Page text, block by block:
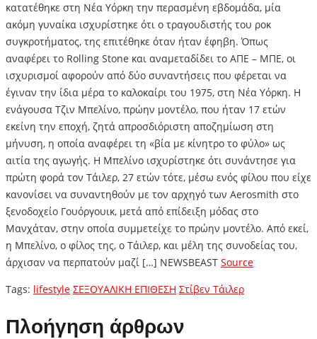
κατατέθηκε στη Νέα Υόρκη την περασμένη εβδομάδα, μία
ακόμη γυναίκα ισχυρίστηκε ότι ο τραγουδιστής του ροκ
συγκροτήματος, της επιτέθηκε όταν ήταν έφηβη. Όπως
αναφέρει το Rolling Stone και αναμεταδίδει το ΑΠΕ – ΜΠΕ, οι
ισχυρισμοί αφορούν από δύο συναντήσεις που φέρεται να
έγιναν την ίδια μέρα το καλοκαίρι του 1975, στη Νέα Υόρκη. Η
ενάγουσα Τζιν Μπελίνο, πρώην μοντέλο, που ήταν 17 ετών
εκείνη την εποχή, ζητά απροσδιόριστη αποζημίωση στη
μήνυση, η οποία αναφέρει τη «βία με κίνητρο το φύλο» ως
αιτία της αγωγής. Η Μπελίνο ισχυρίστηκε ότι συνάντησε για
πρώτη φορά τον Τάιλερ, 27 ετών τότε, μέσω ενός φίλου που είχε
κανονίσει να συναντηθούν με τον αρχηγό των Aerosmith στο
ξενοδοχείο Γουόργουικ, μετά από επίδειξη μόδας στο
Μανχάταν, στην οποία συμμετείχε το πρώην μοντέλο. Από εκεί,
η Μπελίνο, ο φίλος της, ο Τάιλερ, και μέλη της συνοδείας του,
άρχισαν να περπατούν μαζί […] NEWSBEAST Source
Tags: lifestyle ΣΕΞΟΥΑΛΙΚΗ ΕΠΙΘΕΣΗ Στίβεν Τάιλερ
Πλοήγηση άρθρων